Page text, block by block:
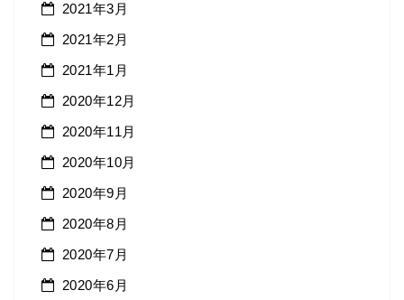
2021年3月
2021年2月
2021年1月
2020年12月
2020年11月
2020年10月
2020年9月
2020年8月
2020年7月
2020年6月